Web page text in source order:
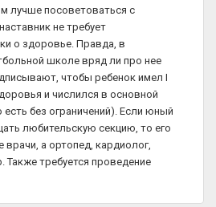
лучше посоветоваться с
не требует
о здоровье. Правда, в
школе вряд ли про нее
чтобы ребенок имел I
и числился в основной
есть без ограничений). Если юный
любительскую секцию, то его
врачи, а ортопед, кардиолог,
Также требуется проведение